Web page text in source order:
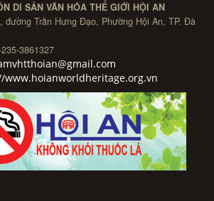
DI SẢN VĂN HÓA THẾ GIỚI HỘI AN
đường Trần Hưng Đạo, Phường Hội An, TP. Đà
3861327
www.hoianworldheritage.org.vn